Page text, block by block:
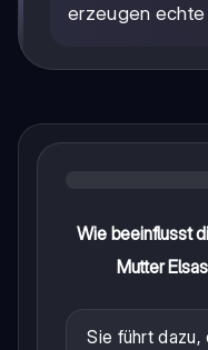
erzeugen
Wie beeinflusst
Mutter
Sie führt dazu,